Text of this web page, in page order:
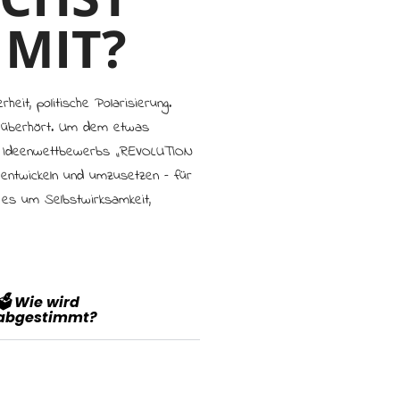
politische Polarisierung.
Um dem etwas
„R:EVOLUTION
und umzusetzen – für
um Selbstwirksamkeit,
Wie wird